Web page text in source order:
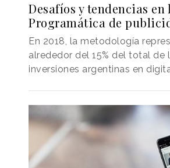
Desafíos y tendencias en
Programática de
En 2018, la metodología
alrededor del 15% del total de
inversiones argentinas en